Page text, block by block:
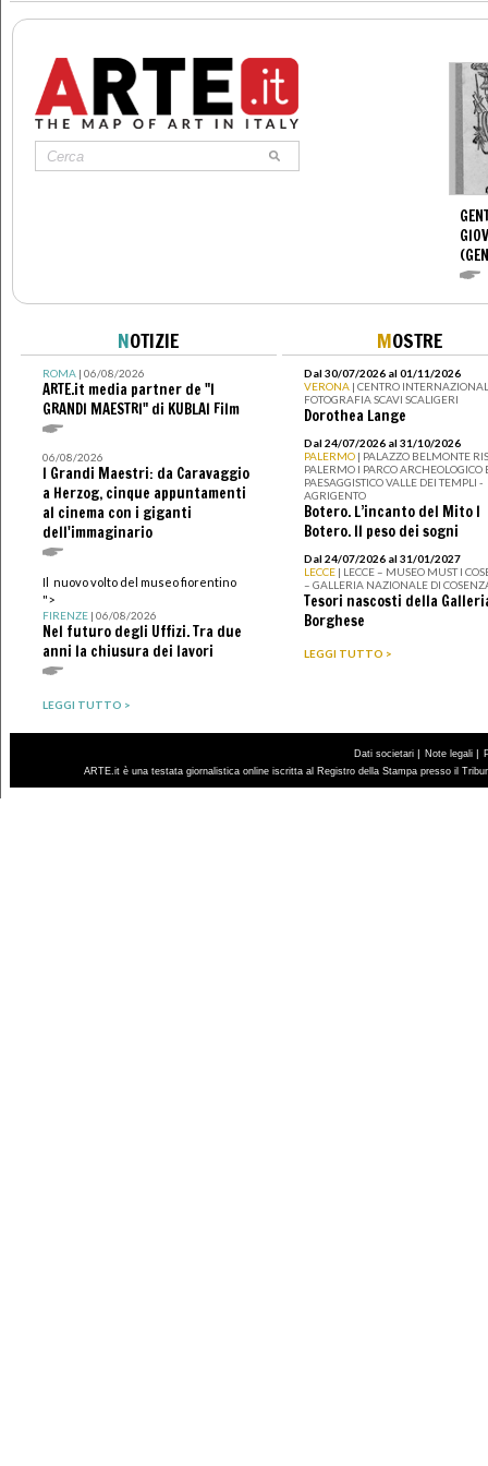
NOTIZIE
ROMA| 06/08/2026
ARTE.it media partner de "I
GRANDI MAESTRI" di KUBLAI Film
06/08/2026
I Grandi Maestri: da Caravaggio
a Herzog, cinque appuntamenti
al cinema con i giganti
dell'immaginario
Il nuovo volto del museo fiorentino
">
FIRENZE| 06/08/2026
Nel futuro degli Uffizi. Tra due
anni la chiusura dei lavori
LEGGI TUTTO >
MOSTRE
Dal 30/07/2026 al 01/11/2026
VERONA | CENTRO
FOTOGRAFIA SCAVI SCALIGERI
Dorothea Lange
Dal 24/07/2026 al 31/10/2026
PALERMO | PALAZZO BELMONTE
PALERMO I PARCO ARCHEOLOGICO
PAESAGGISTICO VALLE DEI TEMPLI -
AGRIGENTO
Botero. L’incanto del Mito I
Botero. Il peso dei sogni
Dal 24/07/2026 al 31/01/2027
LECCE | LECCE – MUSEO MUST I
– GALLERIA NAZIONALE DI
Tesori nascosti della
Borghese
LEGGI TUTTO >
Dati societari | Note legali |
ARTE.it è una testata giornalistica online iscritta al Registro della Stampa presso il